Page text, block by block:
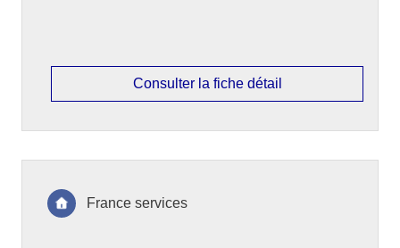
Consulter la fiche détail
France services